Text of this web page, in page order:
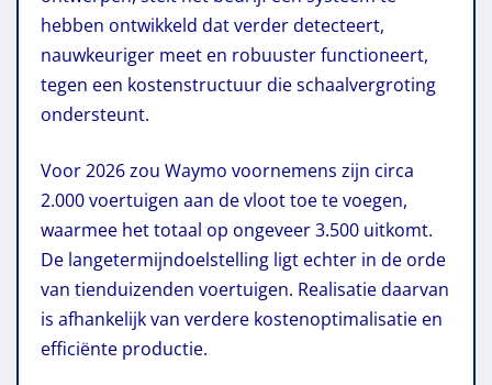
hebben ontwikkeld dat verder detecteert,
nauwkeuriger meet en robuuster functioneert,
tegen een kostenstructuur die schaalvergroting
ondersteunt.
Voor 2026 zou Waymo voornemens zijn circa
2.000 voertuigen aan de vloot toe te voegen,
waarmee het totaal op ongeveer 3.500 uitkomt.
De langetermijndoelstelling ligt echter in de orde
van tienduizenden voertuigen. Realisatie daarvan
is afhankelijk van verdere kostenoptimalisatie en
efficiënte productie.